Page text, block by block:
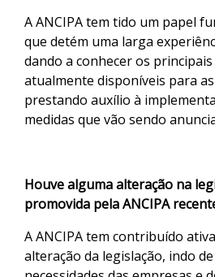
A ANCIPA tem tido um papel
que detém uma larga
dando a conhecer os
atualmente disponíveis para
prestando auxílio à
medidas que vão sendo
Houve alguma alteração na
promovida pela ANCIPA
A ANCIPA tem contribuído
alteração da legislação, indo